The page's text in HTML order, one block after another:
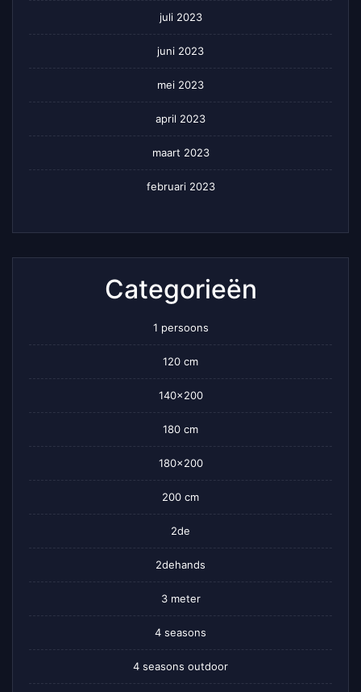
juli 2023
juni 2023
mei 2023
april 2023
maart 2023
februari 2023
Categorieën
1 persoons
120 cm
140×200
180 cm
180×200
200 cm
2de
2dehands
3 meter
4 seasons
4 seasons outdoor